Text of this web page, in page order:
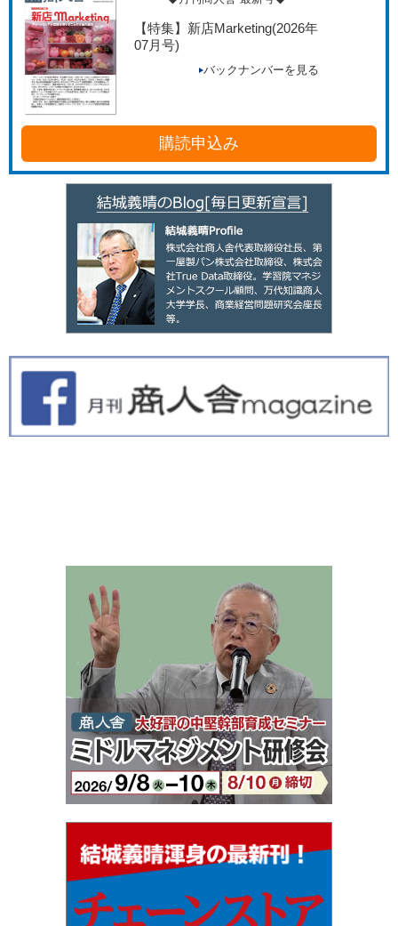
【特集】新店Marketing(2026年
07月号)
バックナンバーを見る
購読申込み